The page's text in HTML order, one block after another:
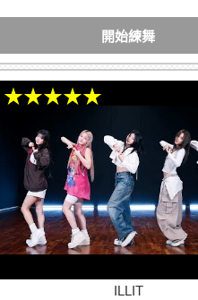
開始練舞
ILLIT
★★★★★